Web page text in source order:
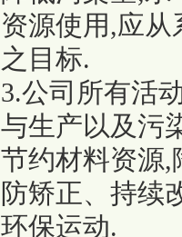
资源使用,应
之目标.
3.公司所有活
与生产以及污
节约材料资源,
防矫正、持续
环保运动.